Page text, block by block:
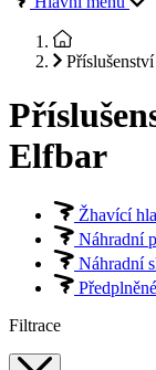
Elfbar
Žhavící
Náhradní
Náhradní
Filtrace